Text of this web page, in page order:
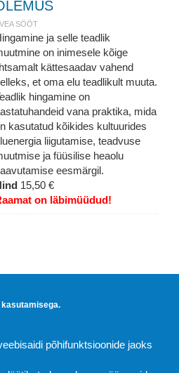
SÖÖT
ja selle teadlik
on inimesele kõige
kättesaadav vahend
et oma elu teadlikult muuta.
hingamine on
vana praktika, mida
kasutatud kõikides kultuurides
liigutamise, teadvuse
ja füüsilise heaolu
eesmärgil.
15,50 €
on läbimüüdud!
põhifunktsioonide jaoks